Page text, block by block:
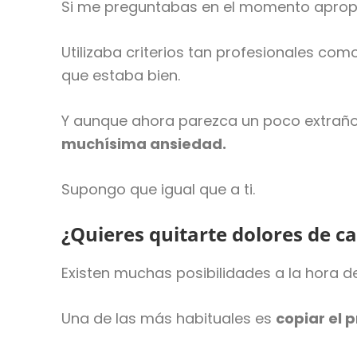
Si me preguntabas en el momento
Utilizaba criterios tan profesionales
que estaba bien.
Y aunque ahora parezca un poco
muchísima ansiedad.
Supongo que igual que a ti.
¿Quieres quitarte dolores de
Existen muchas posibilidades a la hora
Una de las más habituales es copiar el